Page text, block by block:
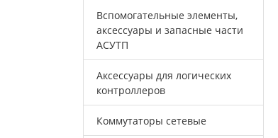
Вспомогательные элементы,
аксессуары и запасные части
АСУТП
Аксессуары для логических
контроллеров
Коммутаторы сетевые